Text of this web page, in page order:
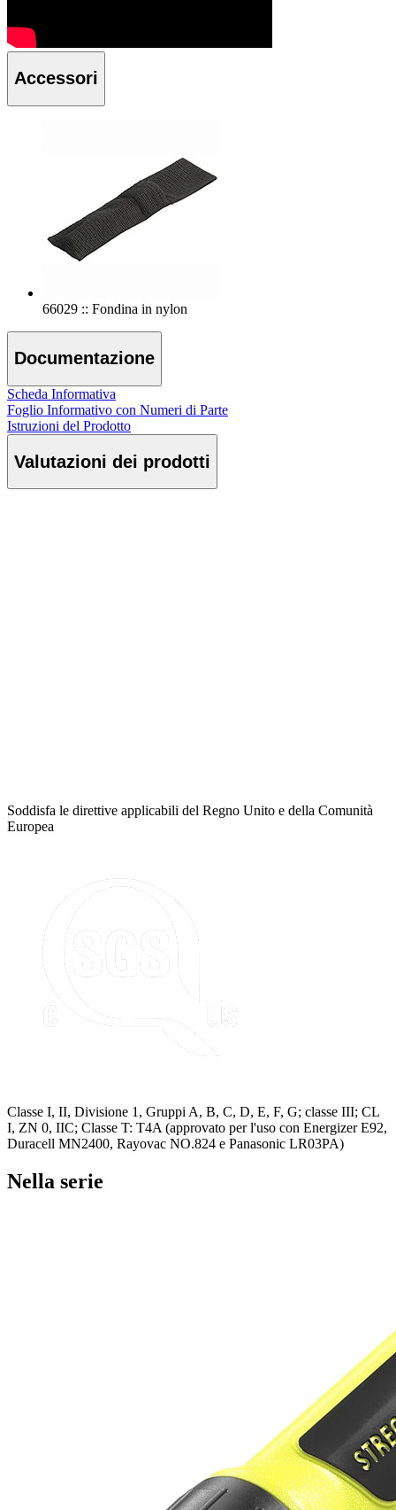
Accessori
66029 :: Fondina in nylon
Documentazione
Scheda Informativa
Foglio Informativo con Numeri di Parte
Istruzioni del Prodotto
Valutazioni dei prodotti
Soddisfa le direttive applicabili del Regno Unito e della Comunità
Europea
Classe I, II, Divisione 1, Gruppi A, B, C, D, E, F, G; classe III; CL
I, ZN 0, IIC; Classe T: T4A (approvato per l'uso con Energizer E92,
Duracell MN2400, Rayovac NO.824 e Panasonic LR03PA)
Nella serie